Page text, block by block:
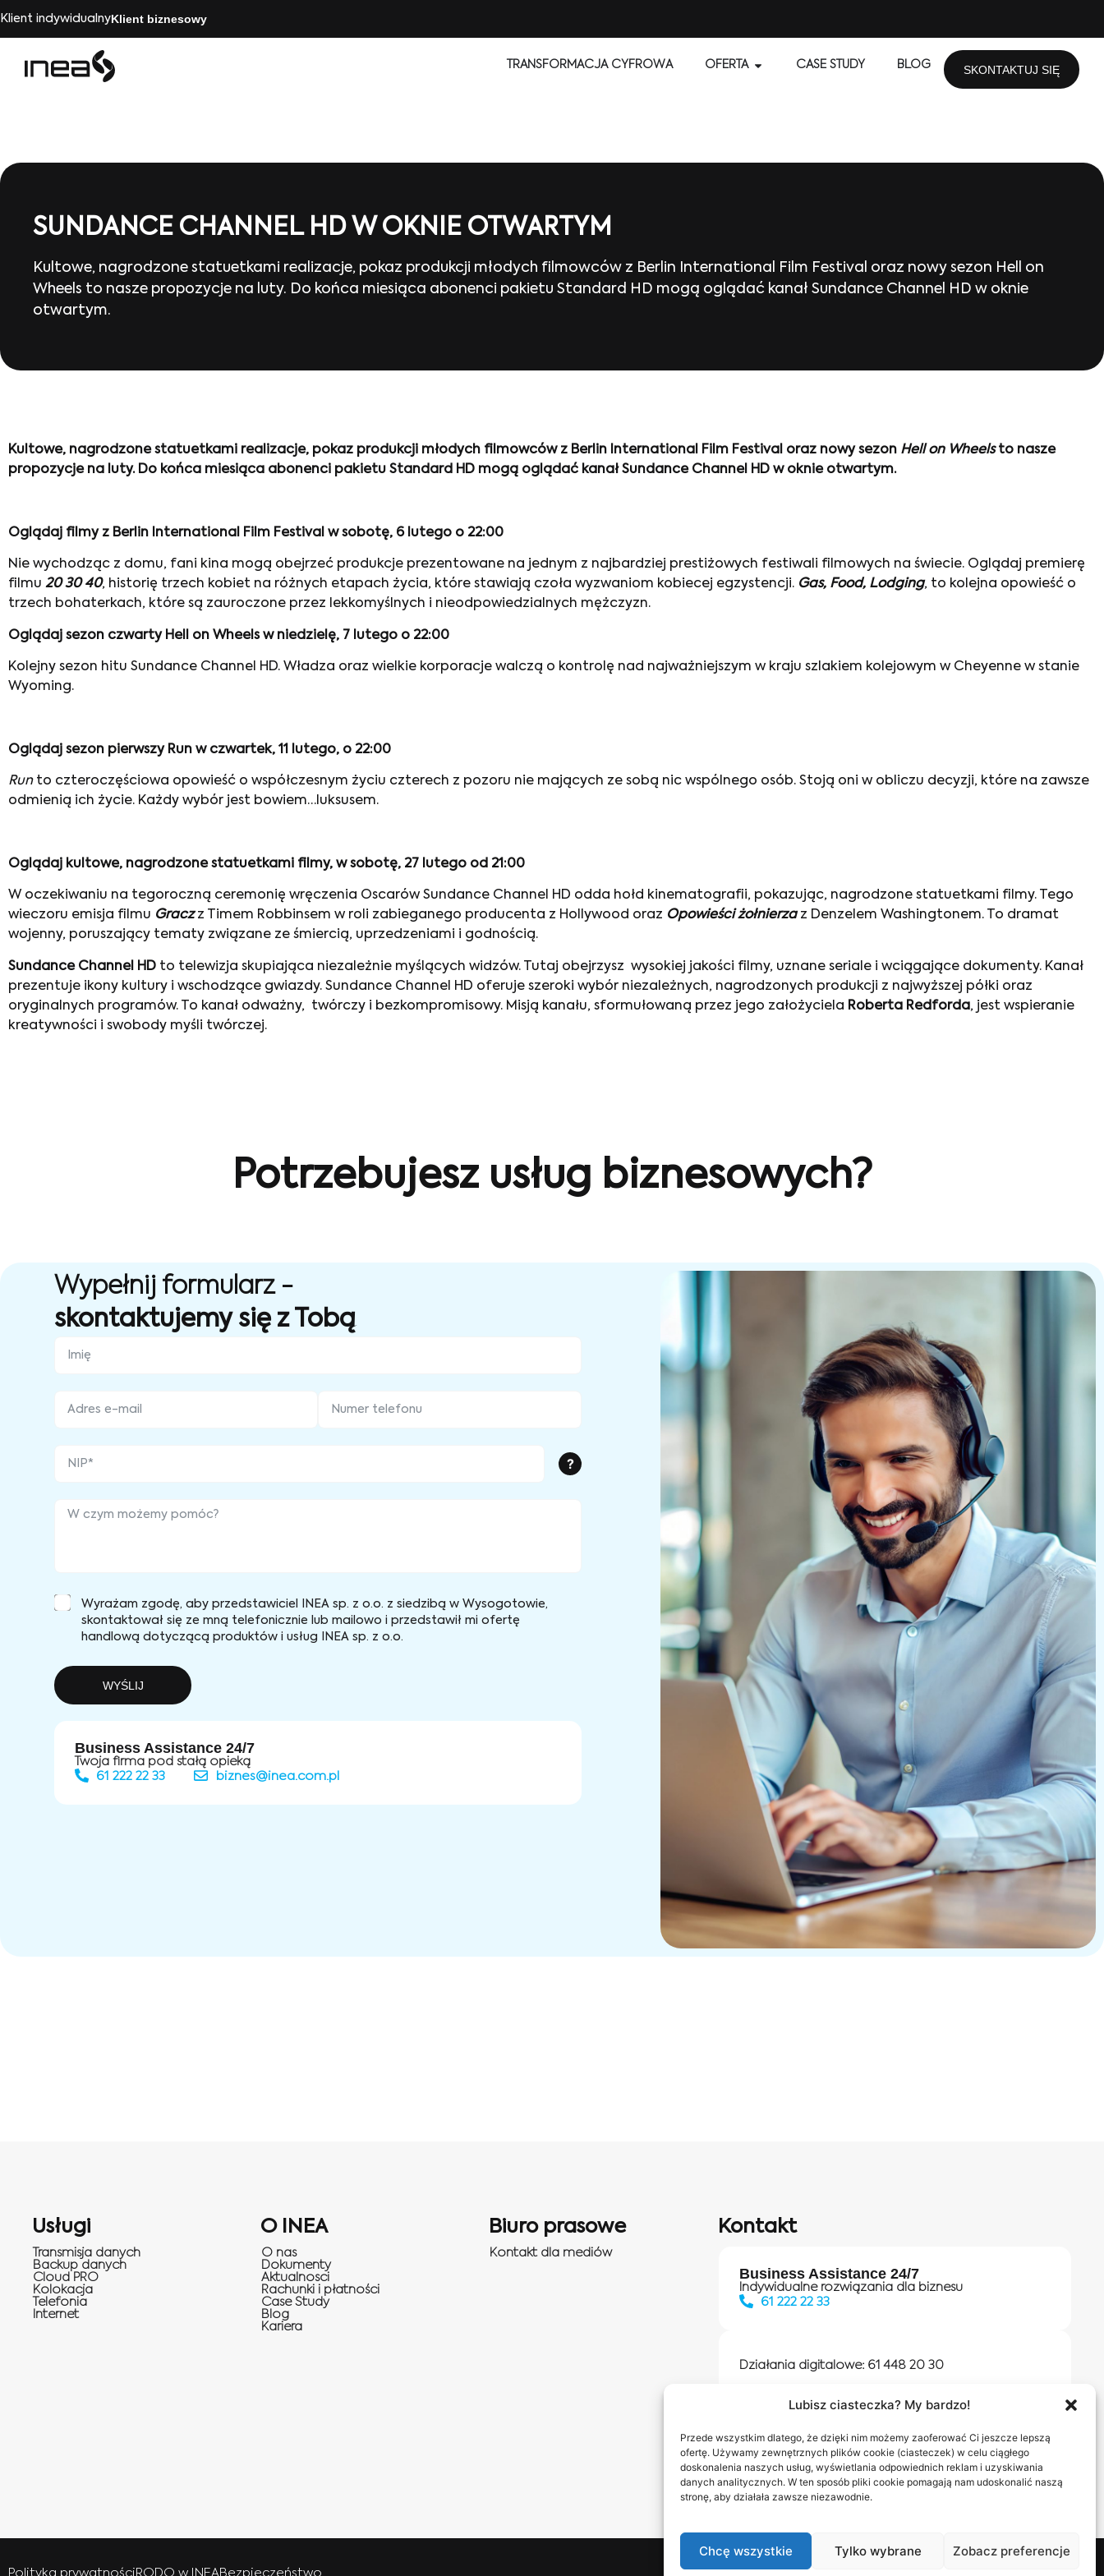
Lubisz ciasteczka? My bardzo!
Przede wszystkim dlatego, że dzięki nim możemy zaoferować Ci jeszcze lepszą
ofertę. Używamy zewnętrznych plików cookie (ciasteczek) w celu ciągłego
doskonalenia naszych usług, wyświetlania odpowiednich reklam i uzyskiwania
danych analitycznych. W ten sposób pliki cookie pomagają nam udoskonalić naszą
stronę, aby działała zawsze niezawodnie.
Chcę wszystkie Tylko wybrane Zobacz preferencje
Klient indywidualnyKlient biznesowy
TRANSFORMACJA CYFROWA OFERTA CASE STUDY BLOG SKONTAKTUJ SIĘ
SUNDANCE CHANNEL HD W OKNIE OTWARTYM
Kultowe, nagrodzone statuetkami realizacje, pokaz produkcji młodych filmowców z Berlin International Film Festival oraz nowy sezon Hell on
Wheels to nasze propozycje na luty. Do końca miesiąca abonenci pakietu Standard HD mogą oglądać kanał Sundance Channel HD w oknie
otwartym.
Kultowe, nagrodzone statuetkami realizacje, pokaz produkcji młodych filmowców z Berlin International Film Festival oraz nowy sezon Hell on Wheelsto nasze
propozycje na luty. Do końca miesiąca abonenci pakietu Standard HD mogą oglądać kanał Sundance Channel HD w oknie otwartym.
Oglądaj filmy z Berlin International Film Festival w sobotę, 6 lutego o 22:00
Nie wychodząc z domu, fani kina mogą obejrzeć produkcje prezentowane na jednym z najbardziej prestiżowych festiwali filmowych na świecie. Oglądaj premierę
filmu 20 30 40, historię trzech kobiet na różnych etapach życia, które stawiają czoła wyzwaniom kobiecej egzystencji. Gas, Food, Lodging, to kolejna opowieść o
trzech bohaterkach, które są zauroczone przez lekkomyślnych i nieodpowiedzialnych mężczyzn.
Oglądaj sezon czwarty Hell on Wheels w niedzielę, 7 lutego o 22:00
Kolejny sezon hitu Sundance Channel HD. Władza oraz wielkie korporacje walczą o kontrolę nad najważniejszym w kraju szlakiem kolejowym w Cheyenne w stanie
Wyoming.
Oglądaj sezon pierwszy Run w czwartek, 11 lutego, o 22:00
Runto czteroczęściowa opowieść o współczesnym życiu czterech z pozoru nie mających ze sobą nic wspólnego osób. Stoją oni w obliczu decyzji, które na zawsze
odmienią ich życie. Każdy wybór jest bowiem…luksusem.
Oglądaj kultowe, nagrodzone statuetkami filmy, w sobotę, 27 lutego od 21:00
W oczekiwaniu na tegoroczną ceremonię wręczenia Oscarów Sundance Channel HD odda hołd kinematografii, pokazując, nagrodzone statuetkami filmy. Tego
wieczoru emisja filmu Graczz Timem Robbinsem w roli zabieganego producenta z Hollywood oraz Opowieści żołnierzaz Denzelem Washingtonem. To dramat
wojenny, poruszający tematy związane ze śmiercią, uprzedzeniami i godnością.
Sundance Channel HD to telewizja skupiająca niezależnie myślących widzów. Tutaj obejrzysz wysokiej jakości filmy, uznane seriale i wciągające dokumenty. Kanał
prezentuje ikony kultury i wschodzące gwiazdy. Sundance Channel HD oferuje szeroki wybór niezależnych, nagrodzonych produkcji z najwyższej półki oraz
oryginalnych programów. To kanał odważny, twórczy i bezkompromisowy. Misją kanału, sformułowaną przez jego założyciela Roberta Redforda, jest wspieranie
kreatywności i swobody myśli twórczej.
Potrzebujesz usług biznesowych?
Wypełnij formularz -
skontaktujemy się z Tobą
?
Wyrażam zgodę, aby przedstawiciel INEA sp. z o.o. z siedzibą w Wysogotowie,
skontaktował się ze mną telefonicznie lub mailowo i przedstawił mi ofertę
handlową dotyczącą produktów i usług INEA sp. z o.o.
WYŚLIJ
Business Assistance 24/7
Twoja firma pod stałą opieką
61 222 22 33
biznes@inea.com.pl
Usługi
Transmisja danych
Backup danych
Cloud PRO
Kolokacja
Telefonia
Internet
O INEA
O nas
Dokumenty
Aktualnosci
Rachunki i płatności
Case Study
Blog
Kariera
Biuro prasowe
Kontakt dla mediów
Kontakt
Business Assistance 24/7
Indywidualne rozwiązania dla biznesu
61 222 22 33
Działania digitalowe: 61 448 20 30
Salony INEA Napisz do nas
Polityka prywatności RODO w INEA Bezpieczeństwo Obserwuj nas